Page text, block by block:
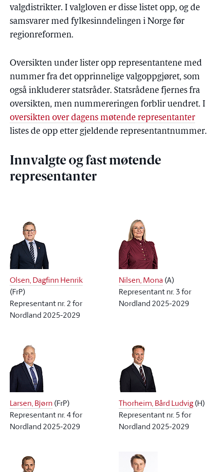
valgdistrikter. I valgloven er disse listet opp, og de
samsvarer med fylkesinndelingen i Norge før
regionreformen.
Oversikten under lister opp representantene med
nummer fra det opprinnelige valgoppgjøret, som
også inkluderer statsråder. Statsrådene fjernes fra
oversikten, men nummereringen forblir uendret. I
oversikten over dagens møtende representanter
listes de opp etter gjeldende representantnummer.
Innvalgte og fast møtende
representanter
Olsen, Dagfinn Henrik
(FrP)
Representant nr. 2 for
Nordland 2025-2029
Nilsen, Mona (A)
Representant nr. 3 for
Nordland 2025-2029
Larsen, Bjørn (FrP)
Representant nr. 4 for
Nordland 2025-2029
Thorheim, Bård Ludvig(H)
Representant nr. 5 for
Nordland 2025-2029